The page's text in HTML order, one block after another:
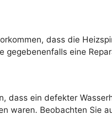
dass die
gegebenenfalls eine
dass ein defekter
waren. Beobachten Sie